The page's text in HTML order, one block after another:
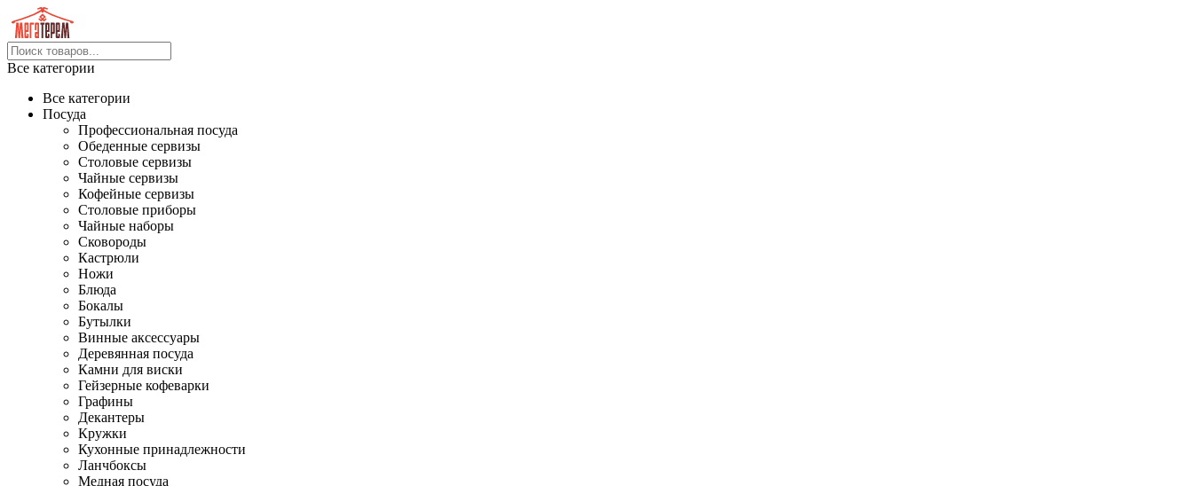
Все категории
Все категории
Посуда
Профессиональная посуда
Обеденные сервизы
Столовые сервизы
Чайные сервизы
Кофейные сервизы
Столовые приборы
Чайные наборы
Сковороды
Кастрюли
Ножи
Блюда
Бокалы
Бутылки
Винные аксессуары
Деревянная посуда
Камни для виски
Гейзерные кофеварки
Графины
Декантеры
Кружки
Кухонные принадлежности
Ланчбоксы
Медная посуда